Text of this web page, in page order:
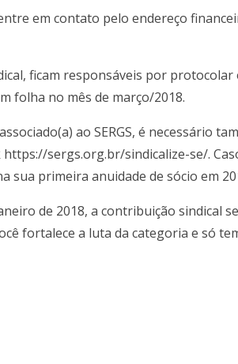
em contato pelo endereço
ficam responsáveis por
folha no mês de março/2018.
ao SERGS, é necessário
sergs.org.br/sindicalize-se/.
sua primeira anuidade de sócio em
de 2018, a contribuição sindical
fortalece a luta da categoria e só